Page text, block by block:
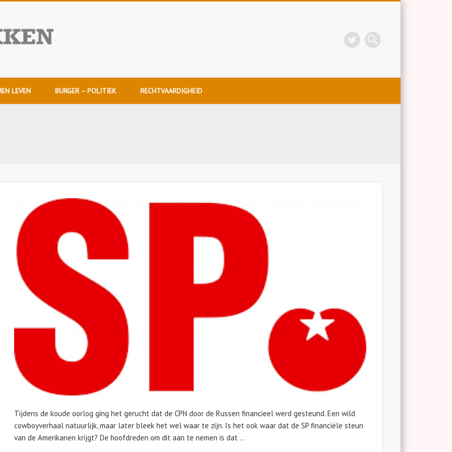
LEVEN BURGER – POLITIEK RECHTVAARDIGHEID
Tijdens de koude oorlog ging het gerucht dat de CPN door de Russen financieel werd gesteund. Een wild
cowboyverhaal natuurlijk, maar later bleek het wel waar te zijn. Is het ook waar dat de SP financiële steun
van de Amerikanen krijgt? De hoofdreden om dit aan te nemen is dat …